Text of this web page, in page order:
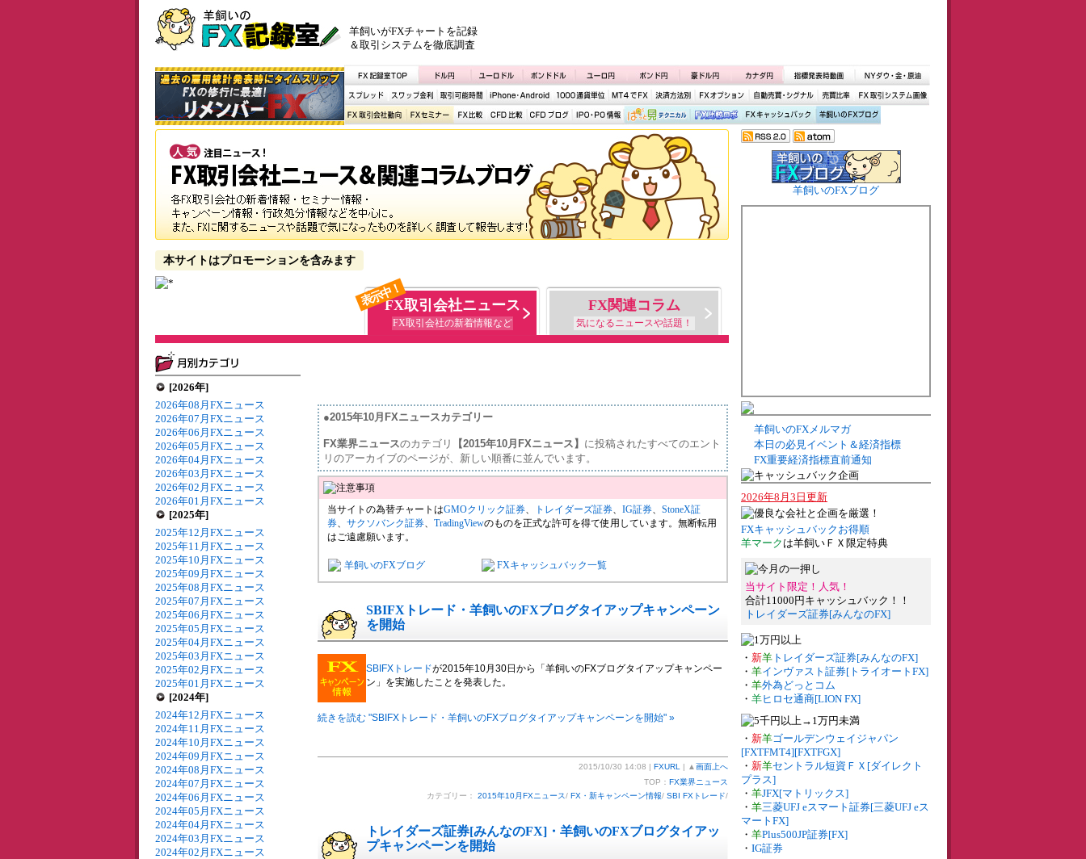
羊飼いがFXチャートを記録
＆取引システムを徹底調査
本サイトはプロモーションを含みます
表示中！FX取引会社ニュース
FX取引会社の新着情報など
FX関連コラム
気になるニュースや話題！
[2026年]
2026年08月FXニュース
2026年07月FXニュース
2026年06月FXニュース
2026年05月FXニュース
2026年04月FXニュース
2026年03月FXニュース
2026年02月FXニュース
2026年01月FXニュース
[2025年]
2025年12月FXニュース
2025年11月FXニュース
2025年10月FXニュース
2025年09月FXニュース
2025年08月FXニュース
2025年07月FXニュース
2025年06月FXニュース
2025年05月FXニュース
2025年04月FXニュース
2025年03月FXニュース
2025年02月FXニュース
2025年01月FXニュース
[2024年]
2024年12月FXニュース
2024年11月FXニュース
2024年10月FXニュース
2024年09月FXニュース
2024年08月FXニュース
2024年07月FXニュース
2024年06月FXニュース
2024年05月FXニュース
2024年04月FXニュース
2024年03月FXニュース
2024年02月FXニュース
●2015年10月FXニュースカテゴリー
FX業界ニュースのカテゴリ 【2015年10月FXニュース】 に投稿されたすべてのエント
リのアーカイブのページが、新しい順番に並んでいます。
当サイトの為替チャートはGMOクリック証券、 トレイダーズ証券、 IG証券、 StoneX証
券、 サクソバンク証券、 TradingViewのものを正式な許可を得て使用しています。無断転用
はご遠慮願います。
羊飼いのFXブログ FXキャッシュバック一覧
SBIFXトレード・羊飼いのFXブログタイアップキャンペーン
を開始
SBIFXトレードが2015年10月30日から「羊飼いのFXブログタイアップキャンペー
ン」を実施したことを発表した。
続きを読む "SBIFXトレード・羊飼いのFXブログタイアップキャンペーンを開始" »
2015/10/30 14:08 | FXURL | ▲ 画面上へ
TOP： FX業界ニュース
カテゴリー： 2015年10月FXニュース/ FX・新キャンペーン情報/ SBI FXトレード/
トレイダーズ証券[みんなのFX]・羊飼いのFXブログタイアッ
プキャンペーンを開始
羊飼いのFXブログ
羊飼いのFXメルマガ
本日の必見イベント＆経済指標
FX重要経済指標直前通知
2026年8月3日更新
FXキャッシュバックお得順
羊マーク は羊飼いＦＸ限定特典
当サイト限定！人気！
合計11000円キャッシュバック！！
トレイダーズ証券[みんなのFX]
・ 新羊 トレイダーズ証券[みんなのFX]
・ 羊インヴァスト証券[トライオートFX]
・ 羊外為どっとコム
・ 羊ヒロセ通商[LION FX]
・ 新羊ゴールデンウェイジャパン
[FXTFMT4][FXTFGX]
・ 新羊セントラル短資ＦＸ[ダイレクト
プラス]
・ 羊JFX[マトリックス]
・ 羊三菱UFJ eスマート証券[三菱UFJ eス
マートFX]
・ 羊Plus500JP証券[FX]
・ IG証券